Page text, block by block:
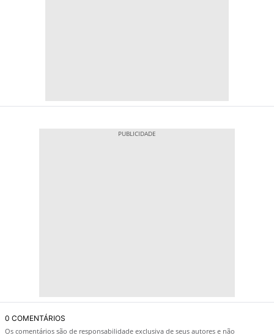
0 COMENTÁRIOS
Os comentários são de responsabilidade exclusiva de seus autores e não